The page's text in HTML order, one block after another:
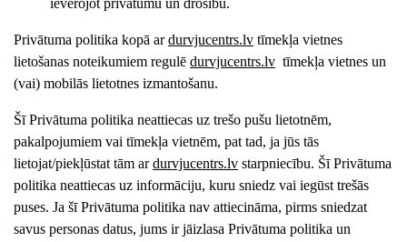
ievērojot privātumu un drošību.
Privātuma politika kopā ardurvjucentrs.lv tīmekļa vietnes
lietošanas noteikumiem regulē durvjucentrs.lv tīmekļa vietnes un
(vai) mobilās lietotnes izmantošanu.
Šī Privātuma politika neattiecas uz trešo pušu lietotnēm,
pakalpojumiem vai tīmekļa vietnēm, pat tad, ja jūs tās
lietojat/piekļūstat tām ardurvjucentrs.lv starpniecību. Šī Privātuma
politika neattiecas uz informāciju, kuru sniedz vai iegūst trešās
puses. Ja šī Privātuma politika nav attiecināma, pirms sniedzat
savus personas datus, jums ir jāizlasa Privātuma politika un